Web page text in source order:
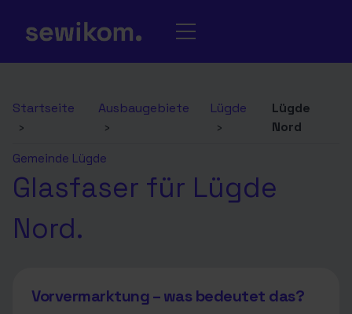
Startseite
›
Ausbaugebiete
›
Lügde
›
Lügde
Nord
Gemeinde Lügde
Glasfaser für Lügde
Nord.
Vorvermarktung – was bedeutet das?